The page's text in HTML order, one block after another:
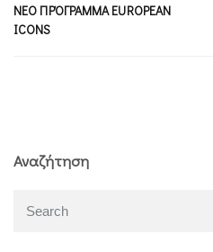
ΝΕΟ ΠΡΌΓΡΑΜΜΑ EUROPEAN
ICONS
Αναζήτηση